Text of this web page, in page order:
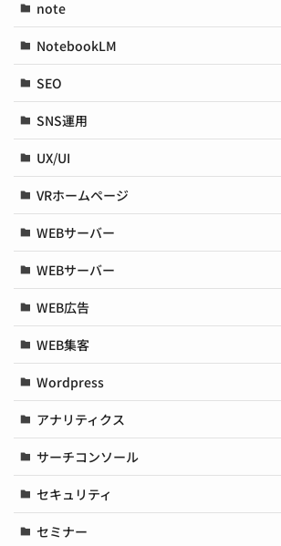
note
NotebookLM
SEO
SNS運用
UX/UI
VRホームページ
WEBサーバー
WEBサーバー
WEB広告
WEB集客
Wordpress
アナリティクス
サーチコンソール
セキュリティ
セミナー